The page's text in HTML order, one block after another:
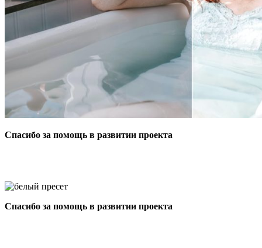
Спасибо за помощь в развитии проекта
Спасибо за помощь в развитии проекта